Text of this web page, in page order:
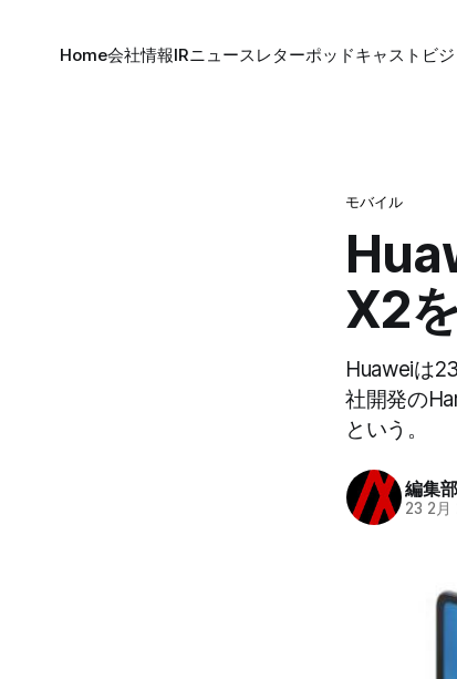
Home会社情報IRニュースレターポッドキャスト ビ
モバイル
X2
Huaweiは
社開発の
という。
編集部
23 2月